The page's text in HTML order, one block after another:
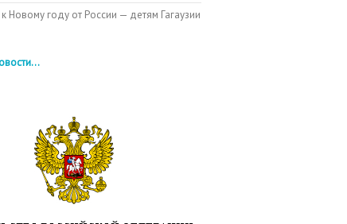
Новому году от России — детям Гагаузии